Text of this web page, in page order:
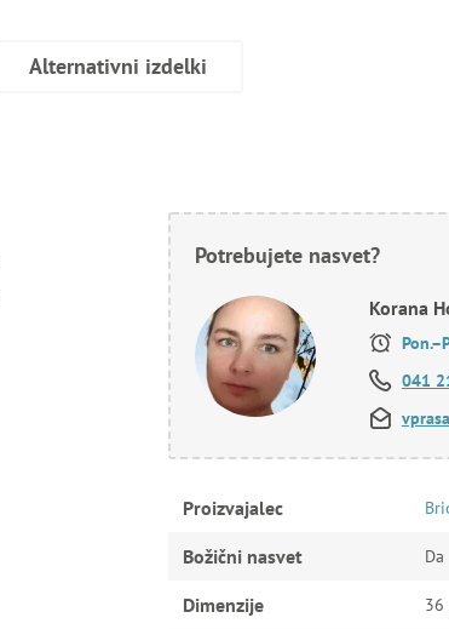
Alternativni izdelki
Potrebujete nasvet?
Korana
041
Proizvajalec
Božični nasvet Da
Dimenzije 36